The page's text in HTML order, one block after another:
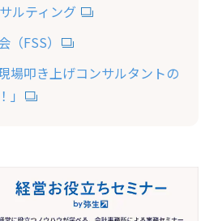
ルティング
FSS）
場叩き上げコンサルタントの